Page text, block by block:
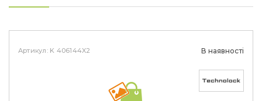
Артикул: K 406144X2 В наявності